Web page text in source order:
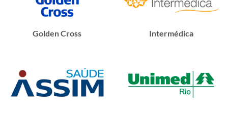
Golden Cross Intermédica